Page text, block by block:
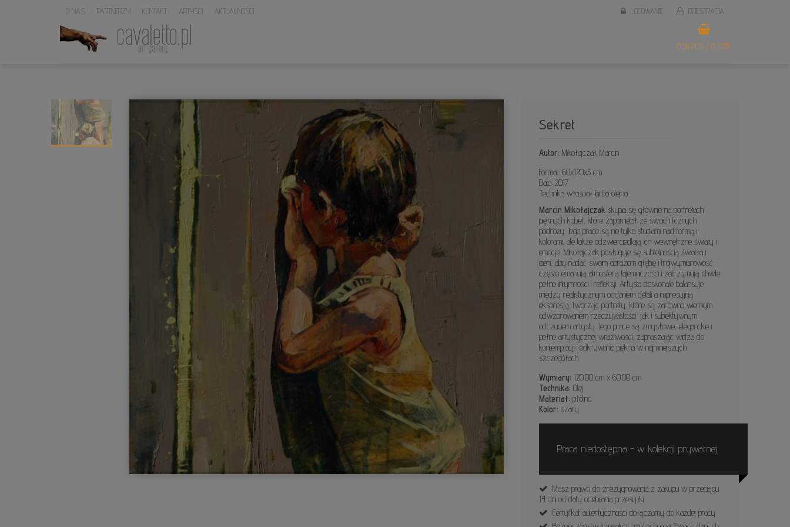
O NAS PARTNERZY KONTAKT ARTYŚCI AKTUALNOŚCI LOGOWANIE REJESTRACJA
0,00 PLN / 0 SZT.
Sekret
Autor: Mikołajczak Marcin
Format: 60x120x3 cm
Data: 2017
Technika własna+ farba olejna
Marcin Mikołajczak skupia się głównie na portretach
pięknych kobiet, które zapamiętał ze swoich licznych
podróży. Jego prace są nie tylko studiami nad formą i
kolorami, ale także odzwierciedlają ich wewnętrzne światy i
emocje. Mikołajczak posługuje się subtelnością światła i
cieni, aby nadać swoim obrazom głębię i trójwymiarowość -
często emanują atmosferą tajemniczości i zatrzymują chwile
pełne intymności i refleksji. Artysta doskonale balansuje
między realistycznym oddaniem detali a impresyjną
ekspresją, tworząc portrety, które są zarówno wiernym
odwzorowaniem rzeczywistości, jak i subiektywnym
odczuciem artysty. Jego prace są zmysłowe, eleganckie i
pełne artystycznej wrażliwości, zapraszając widza do
kontemplacji i odkrywania piękna w najmniejszych
szczegółach.
Wymiary: 120.00 cm x 60.00 cm
Technika: Olej
Materiał: płótno
Kolor: szary
Praca niedostępna - w kolekcji prywatnej
Masz prawo do zrezygnowania z zakupu w przeciągu
14 dni od daty odebrania przesyłki.
Certyfikat autentyczności dołączamy do każdej pracy.